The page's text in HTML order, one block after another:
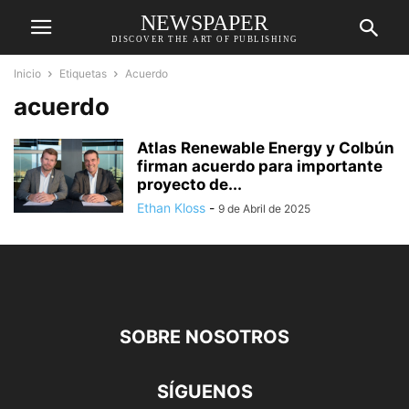
NEWSPAPER
DISCOVER THE ART OF PUBLISHING
Inicio Etiquetas Acuerdo
acuerdo
Atlas Renewable Energy y Colbún
firman acuerdo para importante
proyecto de...
Ethan Kloss - 9 de Abril de 2025
SOBRE NOSOTROS
SÍGUENOS